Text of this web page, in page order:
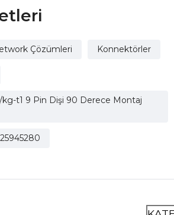
Çözümleri Konnektörler
t1 9 Pin Dişi 90 Derece Montaj